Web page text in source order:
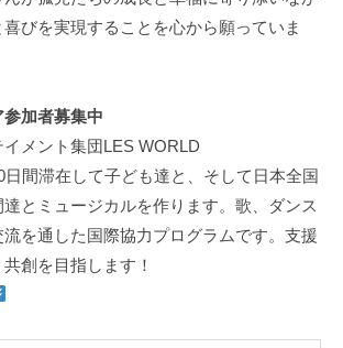
びを実現することを心から願っていま
加者募集中
メント集団LES WORLD
間滞在して子ども達と、そして日本全国
とミュージカルを作ります。歌、ダンス
を通した国際協力プログラムです。支援
創を目指します！